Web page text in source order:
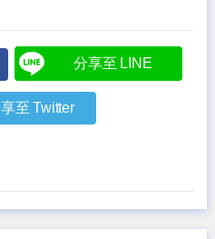
分享至 LINE
至 Twitter